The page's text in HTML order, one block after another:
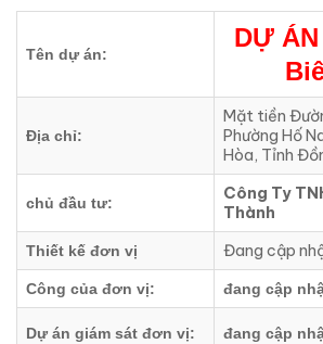
Tên dự án:
DỰ
Địa chỉ:
Mặt tiền
Phường Hố
Hòa, Tỉnh
chủ đầu tư:
Công Ty
Thành
Thiết kế đơn vị Đang cập
Công của đơn vị: đang cập
Dự án giám sát đơn vị: đang cập